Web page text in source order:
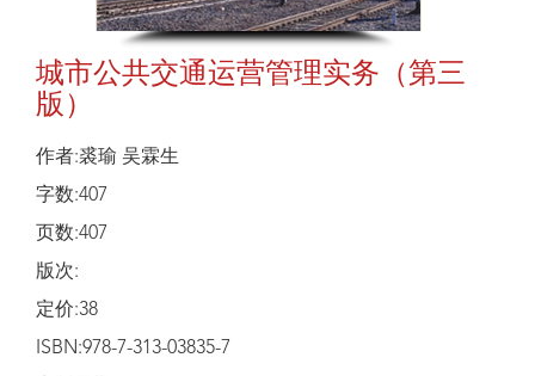
城市公共交通运营管理实务（第三
版）
作者:裘瑜 吴霖生
字数:407
页数:407
版次:
定价:38
ISBN:978-7-313-03835-7